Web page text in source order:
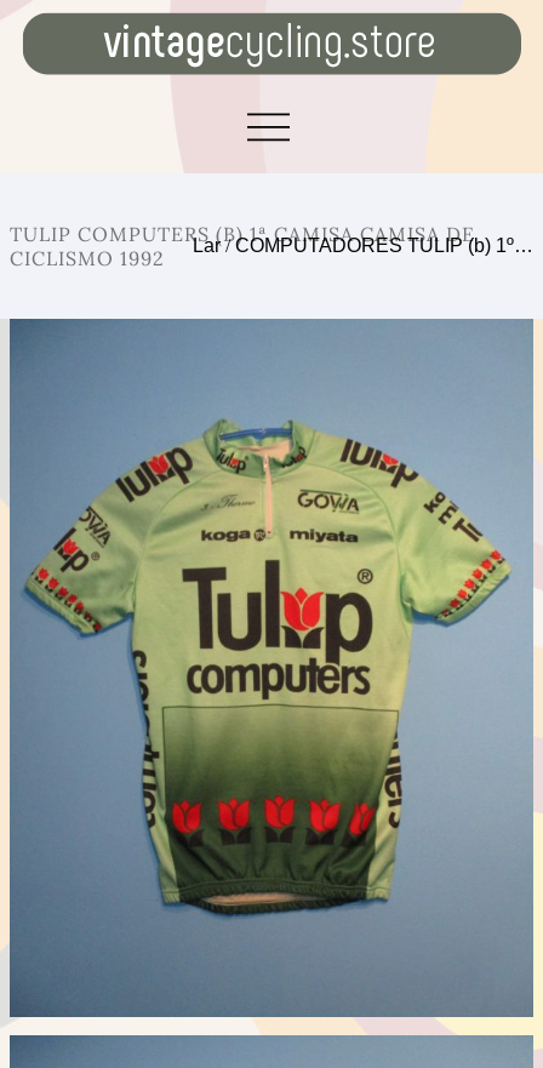
TULIP COMPUTERS (B) 1ª CAMISA CAMISA DE
CICLISMO 1992
Lar/COMPUTADORES TULIP (b) 1º…